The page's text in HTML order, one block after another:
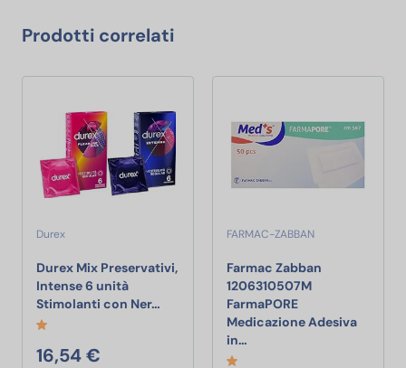
Prodotti correlati
Durex
Durex Mix Preservativi,
Intense 6 unità
Stimolanti con Ner… Durex Mix Preservativi, Intense 6
16,54 €
FARMAC-ZABBAN
Farmac Zabban
1206310507M
FarmaPORE
Medicazione Adesiva
in…